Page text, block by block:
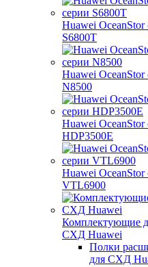
Huawei OceanStor
S6800T
Huawei OceanStor
N8500
Huawei OceanStor
HDP3500E
Huawei OceanStor
VTL6900
Комплектующие
СХД Huawei
Полки
для СХД